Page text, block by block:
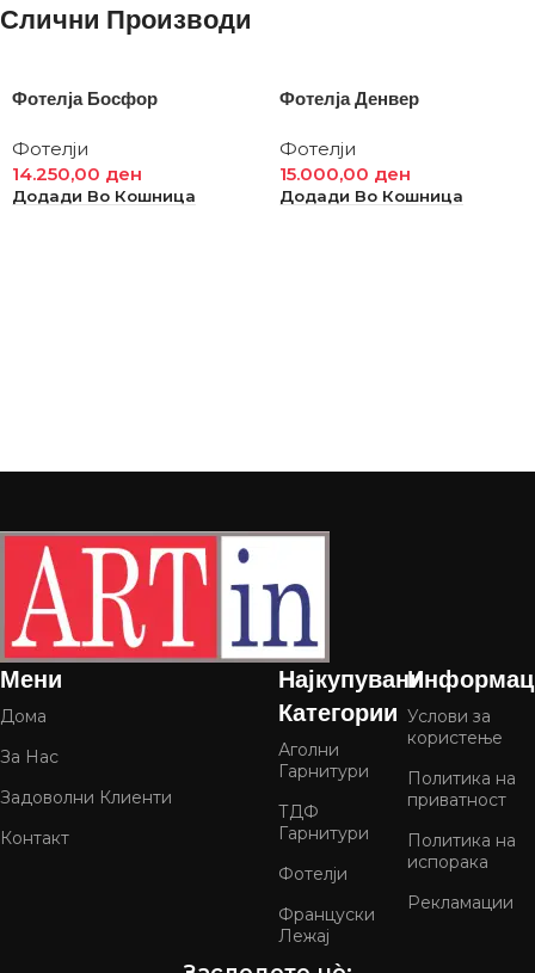
Слични Производи
Фотелја Босфор
Фотелји
14.250,00 ден
Додади Во Кошница
Фотелја Денвер
Фотелји
15.000,00 ден
Додади Во Кошница
Мени
Дома
За Нас
Задоволни Клиенти
Контакт
Најкупувани
Категории
Аголни
Гарнитури
ТДФ
Гарнитури
Фотелји
Француски
Лежај
Услови за
користење
Политика на
приватност
Политика на
испорака
Рекламации